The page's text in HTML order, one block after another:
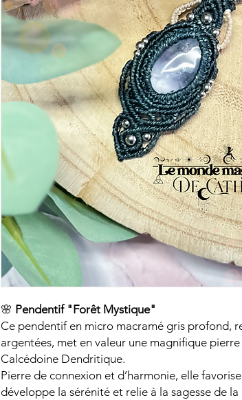
🌸 Pendentif "Forêt Mystique"
Ce pendentif en micro macramé gris profond,
argentées, met en valeur une magnifique
Calcédoine Dendritique.
Pierre de connexion et d’harmonie, elle favorise
développe la sérénité et relie à la sagesse de